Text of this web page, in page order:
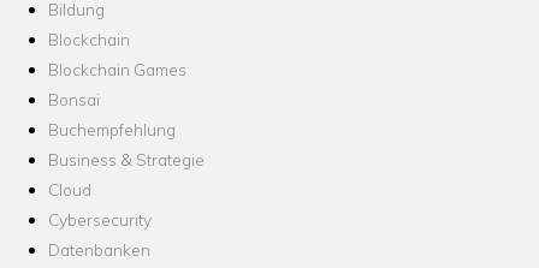
Bildung
Blockchain
Blockchain Games
Bonsai
Buchempfehlung
Business & Strategie
Cloud
Cybersecurity
Datenbanken